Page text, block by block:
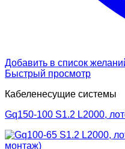
Добавить в список
Быстрый просмотр
Кабеленесущие системы
Gq150-100 S1.2 L2000,